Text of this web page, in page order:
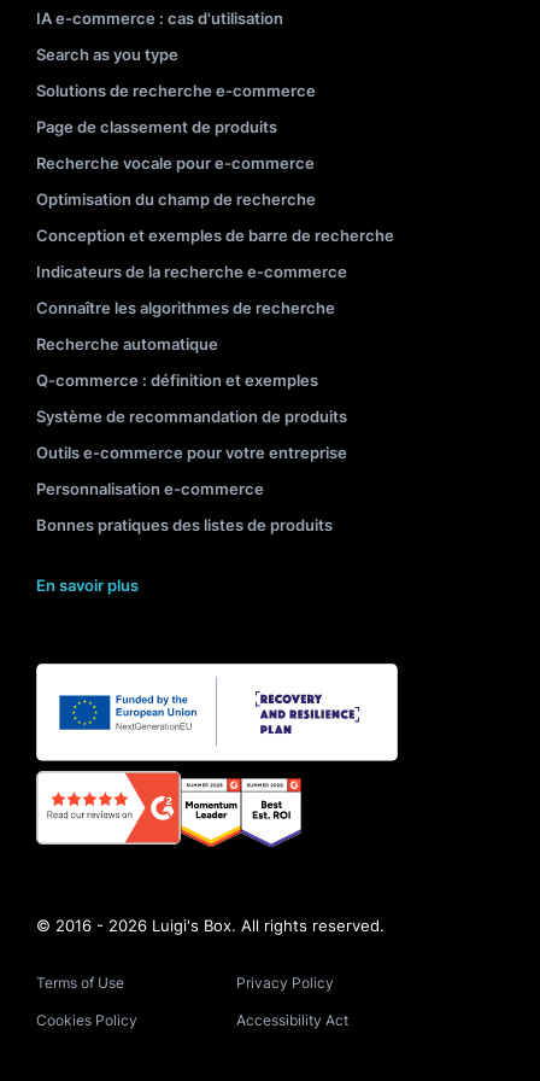
IA e-commerce : cas d'utilisation
Search as you type
Solutions de recherche e-commerce
Page de classement de produits
Recherche vocale pour e-commerce
Optimisation du champ de recherche
Conception et exemples de barre de recherche
Indicateurs de la recherche e-commerce
Connaître les algorithmes de recherche
Recherche automatique
Q-commerce : définition et exemples
Système de recommandation de produits
Outils e-commerce pour votre entreprise
Personnalisation e-commerce
Bonnes pratiques des listes de produits
En savoir plus
© 2016 - 2026 Luigi's Box. All rights reserved.
Terms of Use Privacy Policy
Cookies Policy Accessibility Act